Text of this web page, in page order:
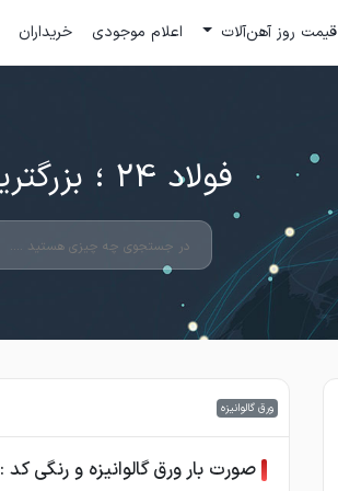
قیمت روز آهن‌آلات اعلام موجودی خریداران
فولاد 24 ؛ بزرگترین مرکز تجارت آنلاین فلزات
ورق گالوانیزه
صورت بار ورق گالوانیزه و رنگی کد : 17543